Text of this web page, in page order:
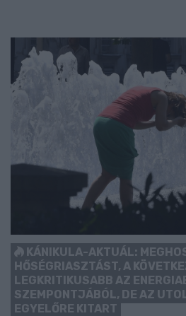
KÁNIKULA-AKTUÁL:
HŐSÉGRIASZTÁST, A
LEGKRITIKUSABB AZ
SZEMPONTJÁBÓL, DE AZ
EGYELŐRE KITART